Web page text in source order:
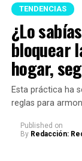
TENDENCIAS
¿Lo
bloquear
hogar,
Esta práctica ha
reglas para
Published on
By Redacción: